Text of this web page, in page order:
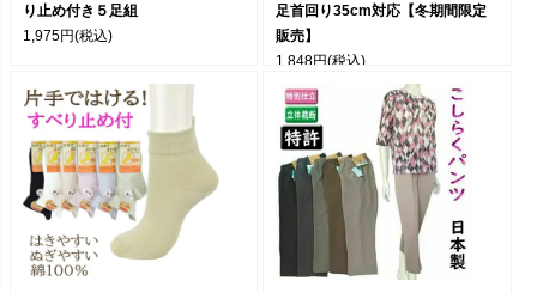
り止め付き５足組
1,975円(税込)
足首回り35cm対応【冬期間限定
販売】
1,848円(税込)